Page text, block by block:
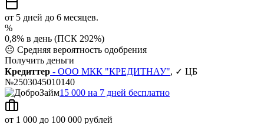
от 5 дней до 6 месяцев.
%
0,8% в день (ПСК 292%)
😐 Средняя вероятность одобрения
Получить деньги
Кредиттер - ООО МКК "КРЕДИТНАУ", ✓ ЦБ
№2503045010140
15 000 на 7 дней бесплатно
от 1 000 до 100 000 рублей